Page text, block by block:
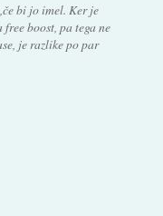
bi jo imel. Ker je
boost, pa tega ne
je razlike po par